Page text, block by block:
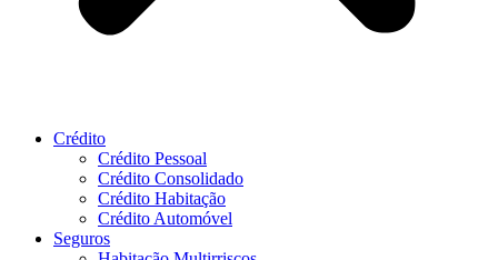
Crédito
Crédito Pessoal
Crédito Consolidado
Crédito Habitação
Crédito Automóvel
Seguros